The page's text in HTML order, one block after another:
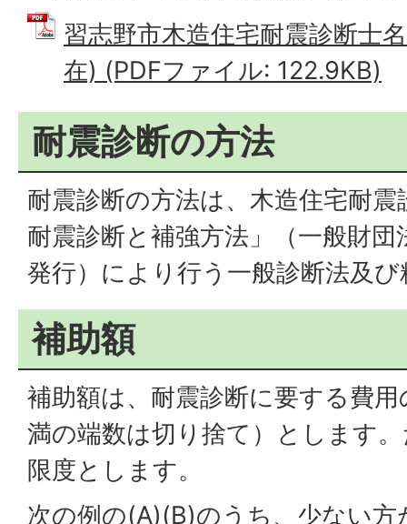
習志野市木造住宅耐震診断士
在) (PDFファイル: 122.9KB)
耐震診断の方法
耐震診断の方法は、木造住宅耐
耐震診断と補強方法」（一般財
発行）により行う一般診断法及
補助額
補助額は、耐震診断に要する費
満の端数は切り捨て）とします
限度とします。
次の例の(A)(B)のうち、少ない